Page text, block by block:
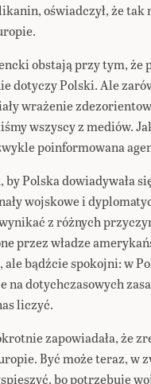
oświadczył, że
obstają przy tym,
dotyczy Polski. Ale
wrażenie
wszyscy z mediów.
poinformowana
Polska dowiadywała
wojskowe i
z różnych
przez władze
bądźcie spokojni: w
dotychczasowych
liczyć.
zapowiadała, że
Być może teraz, w
bo potrzebuje